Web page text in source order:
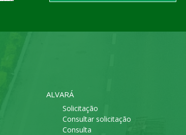
ALVARÁ
Solicitação
Consultar solicitação
Consulta